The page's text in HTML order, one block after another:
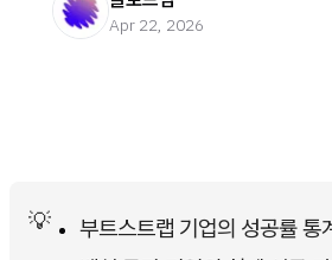
Apr 22, 2026
💡
부트스트랩 기업의 성공률 통